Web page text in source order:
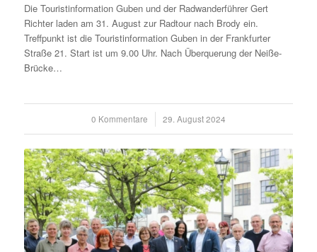
Die Touristinformation Guben und der Radwanderführer Gert
Richter laden am 31. August zur Radtour nach Brody ein.
Treffpunkt ist die Touristinformation Guben in der Frankfurter
Straße 21. Start ist um 9.00 Uhr. Nach Überquerung der Neiße-
Brücke…
0 Kommentare
/ 29. August 2024